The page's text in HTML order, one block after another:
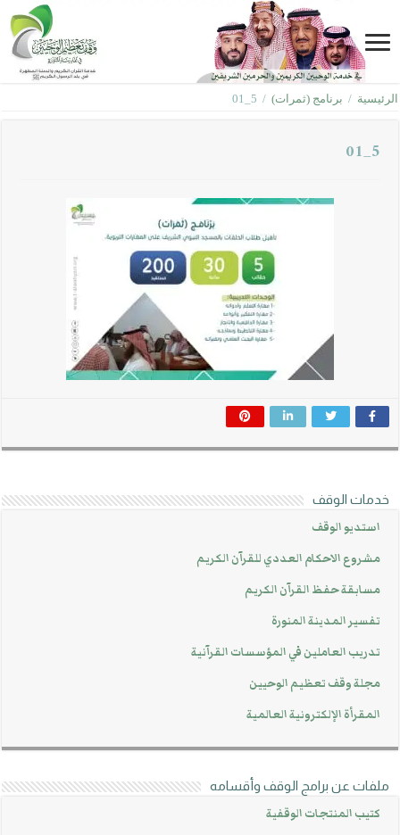
الرئيسية / برنامج (ثمرات) /
5_01
5_01
خدمات الوقف
استديو الوقف
مشروع الاحكام العددي للقرآن الكريم
مسابقة حفظ القرآن الكريم
تفسير المدينة المنورة
تدريب العاملين في المؤسسات القرآنية
مجلة وقف تعظيم الوحيين
المقرأة الإلكترونية العالمية
ملفات عن برامج الوقف وأقسامه
كتيب المنتجات الوقفية